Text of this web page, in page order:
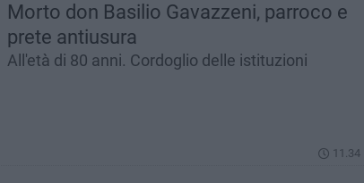
Morto don Basilio Gavazzeni, parroco e
prete antiusura
All'età di 80 anni. Cordoglio delle istituzioni
11.34